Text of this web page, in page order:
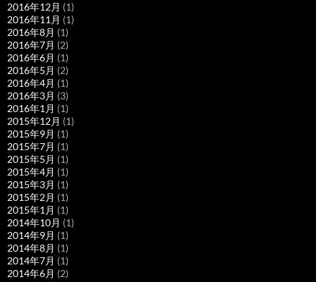
2016年12月 (1)
2016年11月 (1)
2016年8月 (1)
2016年7月 (2)
2016年6月 (1)
2016年5月 (2)
2016年4月 (1)
2016年3月 (3)
2016年1月 (1)
2015年12月 (1)
2015年9月 (1)
2015年7月 (1)
2015年5月 (1)
2015年4月 (1)
2015年3月 (1)
2015年2月 (1)
2015年1月 (1)
2014年10月 (1)
2014年9月 (1)
2014年8月 (1)
2014年7月 (1)
2014年6月 (2)